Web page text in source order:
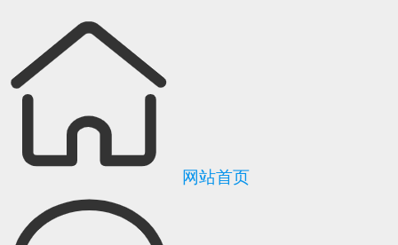
网站首页